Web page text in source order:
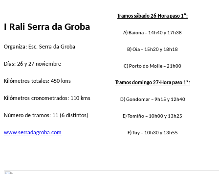
I Rali Serra da Groba
Organiza: Esc. Serra da Groba
Días: 26 y 27 noviembre
Kilómetros totales: 450 kms
Kilómetros cronometrados: 110 kms
Número de tramos: 11 (6 distintos)
www.serradagroba.com
Tramos sábado 26-Hora paso 1º:
A) Baiona – 14h40 y 17h38
B) Oia – 15h20 y 18h18
C) Porto do Molle – 21h00
Tramos domingo 27-Hora paso 1º:
D) Gondomar – 9h15 y 12h40
E) Tomiño – 10h00 y 13h25
F) Tuy – 10h30 y 13h55